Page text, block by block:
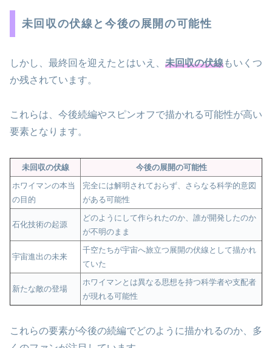
未回収の伏線と今後の展開の可能性
しかし、最終回を迎えたとはいえ、 未回収の伏線もいくつ
か残されています。
これらは、今後続編やスピンオフで描かれる可能性が高い
要素となります。
未回収の伏線
今後の展開の可能性
ホワイマンの本当
の目的
完全には解明されておらず、さらなる科学的意図
がある可能性
石化技術の起源
どのようにして作られたのか、誰が開発したのか
が不明のまま
宇宙進出の未来
千空たちが宇宙へ旅立つ展開の伏線として描かれ
ていた
新たな敵の登場
ホワイマンとは異なる思想を持つ科学者や支配者
が現れる可能性
これらの要素が今後の続編でどのように描かれるのか、多